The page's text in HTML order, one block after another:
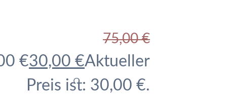
75,00€
€30,00 €Aktueller
Preis ist: 30,00 €.